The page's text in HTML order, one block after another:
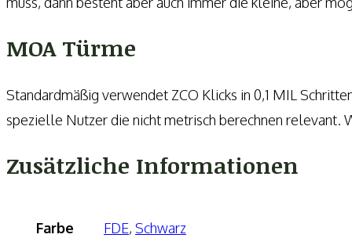
MOA Türme
Standardmäßig verwendet ZCO Klicks in 0,1 MIL
spezielle Nutzer die nicht metrisch berechnen relevant.
Zusätzliche Informationen
Farbe FDE, Schwarz